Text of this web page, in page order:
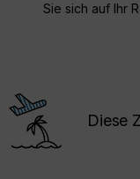
Sie sich auf Ihr
Diese